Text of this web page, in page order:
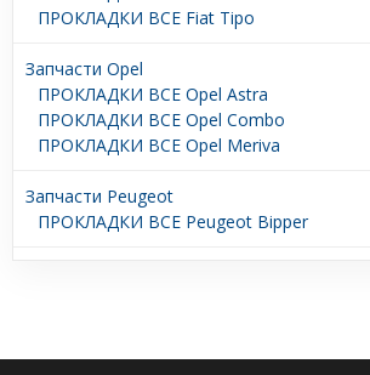
ПРОКЛАДКИ ВСЕ Fiat Tipo
Запчасти Opel
ПРОКЛАДКИ ВСЕ Opel Astra
ПРОКЛАДКИ ВСЕ Opel Combo
ПРОКЛАДКИ ВСЕ Opel Meriva
Запчасти Peugeot
ПРОКЛАДКИ ВСЕ Peugeot Bipper